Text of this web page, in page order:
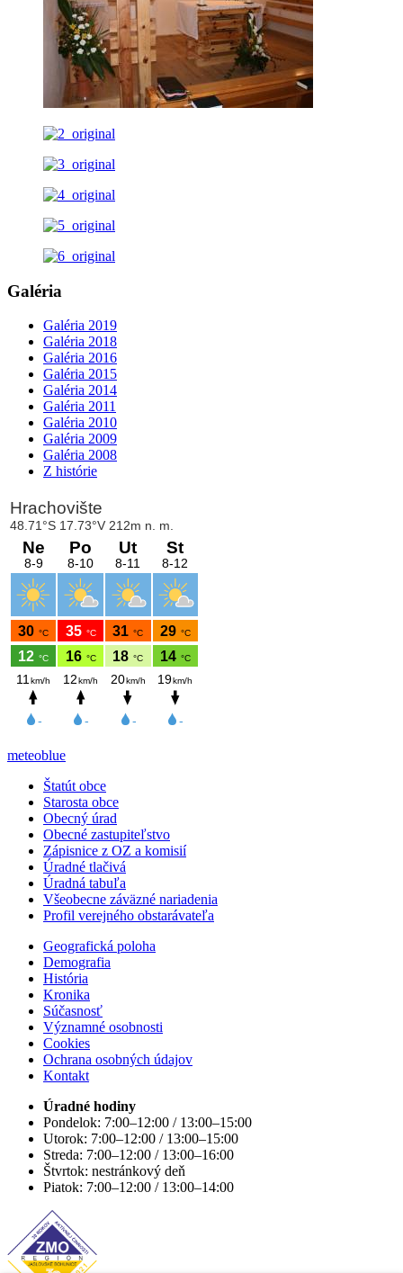
Galéria
Galéria 2019
Galéria 2018
Galéria 2016
Galéria 2015
Galéria 2014
Galéria 2011
Galéria 2010
Galéria 2009
Galéria 2008
Z histórie
meteoblue
Štatút obce
Starosta obce
Obecný úrad
Obecné zastupiteľstvo
Zápisnice z OZ a komisií
Úradné tlačivá
Úradná tabuľa
Všeobecne záväzné nariadenia
Profil verejného obstarávateľa
Geografická poloha
Demografia
História
Kronika
Súčasnosť
Významné osobnosti
Cookies
Ochrana osobných údajov
Kontakt
Úradné hodiny
Pondelok: 7:00–12:00 / 13:00–15:00
Utorok: 7:00–12:00 / 13:00–15:00
Streda: 7:00–12:00 / 13:00–16:00
Štvrtok: nestránkový deň
Piatok: 7:00–12:00 / 13:00–14:00